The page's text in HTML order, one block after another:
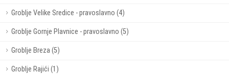
Groblje Velike Sredice - pravoslavno (4)
Groblje Gornje Plavnice - pravoslavno (5)
Groblje Breza (5)
Groblje Rajići (1)